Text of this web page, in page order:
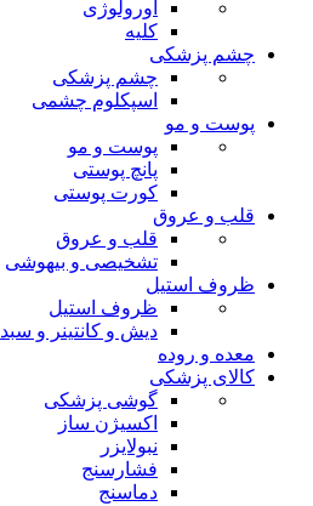
اورولوژی
کلیه
چشم پزشکی
چشم پزشکی
اسپکلوم چشمی
پوست و مو
پوست و مو
پانچ پوستی
کورت پوستی
قلب و عروق
قلب و عروق
تشخیصی و بیهوشی
ظروف استیل
ظروف استیل
دیش و کانتینر و سبد
معده و روده
کالای پزشکی
گوشی پزشکی
اکسیژن ساز
نبولایزر
فشارسنج
دماسنج